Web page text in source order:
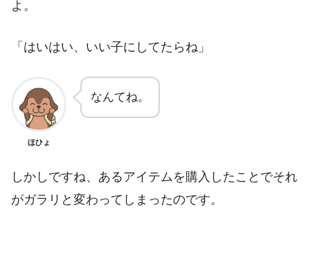
よ。
「はいはい、いい子にしてたらね」
ほひょ
なんてね。
しかしですね、あるアイテムを購入したことでそれ
がガラリと変わってしまったのです。